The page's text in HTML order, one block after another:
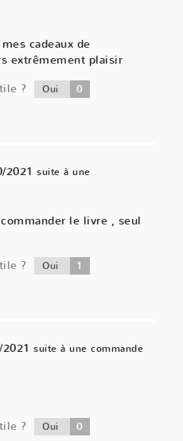
cadeaux de
extrêmement plaisir
?
Oui 0
2021 suite à une
le livre , seul
?
Oui 1
suite à une commande
?
Oui 0